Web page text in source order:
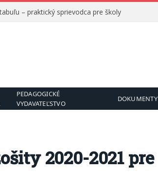
– praktický sprievodca pre školy
PEDAGOGICKÉ
VYDAVATEĽSTVO
DOKUMENTY
2020-2021 pre